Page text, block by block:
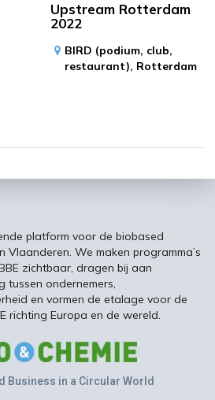
Upstream Rotterdam
2022
BIRD (podium, club,
restaurant), Rotterdam
platform voor de biobased
Vlaanderen. We maken programma’s
zichtbaar, dragen bij aan
tussen ondernemers,
en vormen de etalage voor de
richting Europa en de wereld.
Business in a Circular World